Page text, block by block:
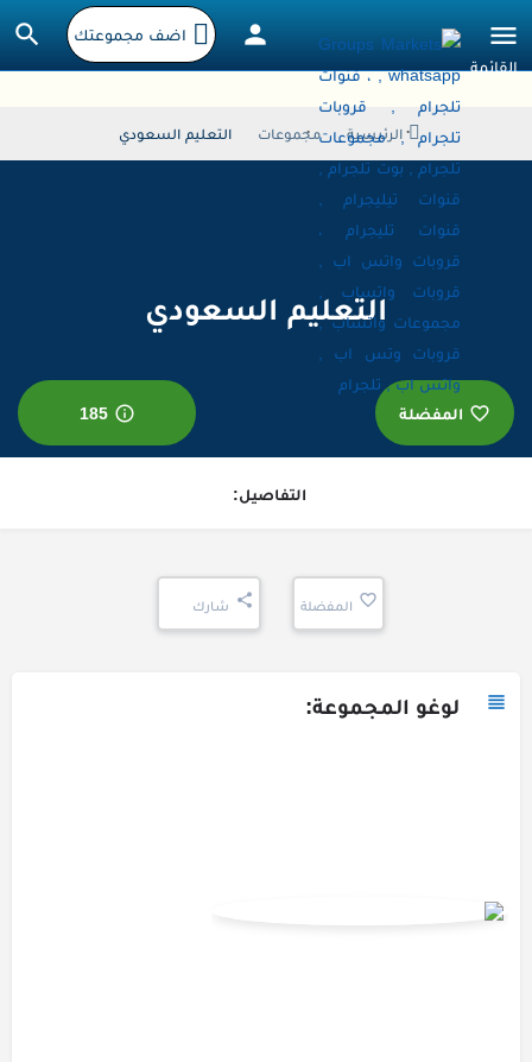
اضف مجموعتك
الرئيسية مجموعات التعليم السعودي
التعليم السعودي
المفضلة 185
التفاصيل:
المفضلة شارك
لوغو المجموعة: